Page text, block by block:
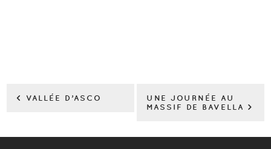
< VALLÉE D’ASCO
UNE JOURNÉE AU
MASSIF DE BAVELLA >